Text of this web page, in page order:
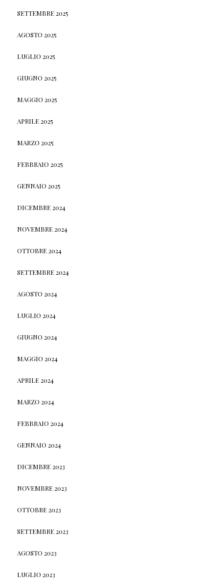
SETTEMBRE 2025
AGOSTO 2025
LUGLIO 2025
GIUGNO 2025
MAGGIO 2025
APRILE 2025
MARZO 2025
FEBBRAIO 2025
GENNAIO 2025
DICEMBRE 2024
NOVEMBRE 2024
OTTOBRE 2024
SETTEMBRE 2024
AGOSTO 2024
LUGLIO 2024
GIUGNO 2024
MAGGIO 2024
APRILE 2024
MARZO 2024
FEBBRAIO 2024
GENNAIO 2024
DICEMBRE 2023
NOVEMBRE 2023
OTTOBRE 2023
SETTEMBRE 2023
AGOSTO 2023
LUGLIO 2023